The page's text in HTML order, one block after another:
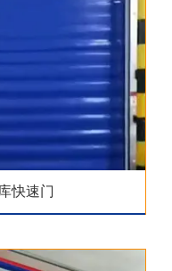
快速门